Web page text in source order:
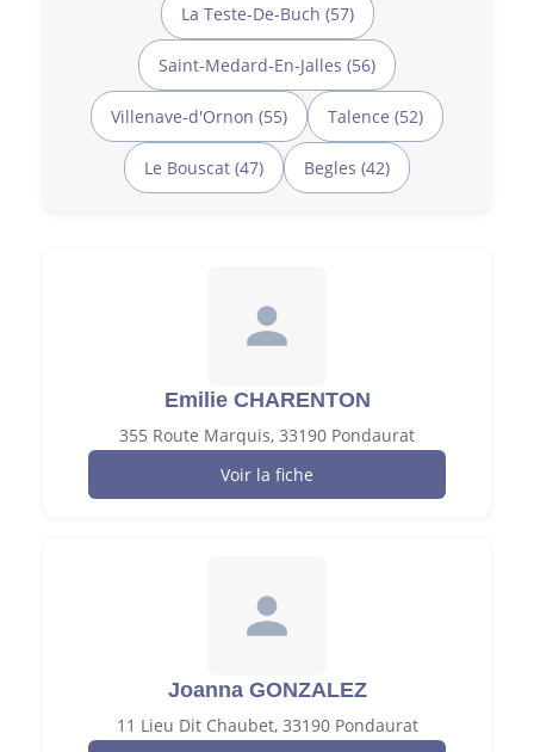
La Teste-De-Buch (57)
Saint-Medard-En-Jalles (56)
Villenave-d'Ornon (55) Talence (52)
Le Bouscat (47) Begles (42)
Emilie CHARENTON
355 Route Marquis, 33190 Pondaurat
Voir la fiche
Joanna GONZALEZ
11 Lieu Dit Chaubet, 33190 Pondaurat